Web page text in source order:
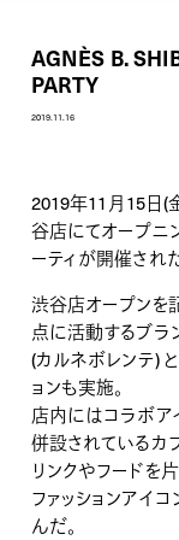
AGNÈS B.
PARTY
2019.11.16
2019年11月15日(
谷店にてオープニ
ーティが開催され
渋谷店オープンを
点に活動するブラ
(カルネボレンテ)
ョンも実施。
店内にはコラボア
併設されているカ
リンクやフードを
ファッションアイ
んだ。